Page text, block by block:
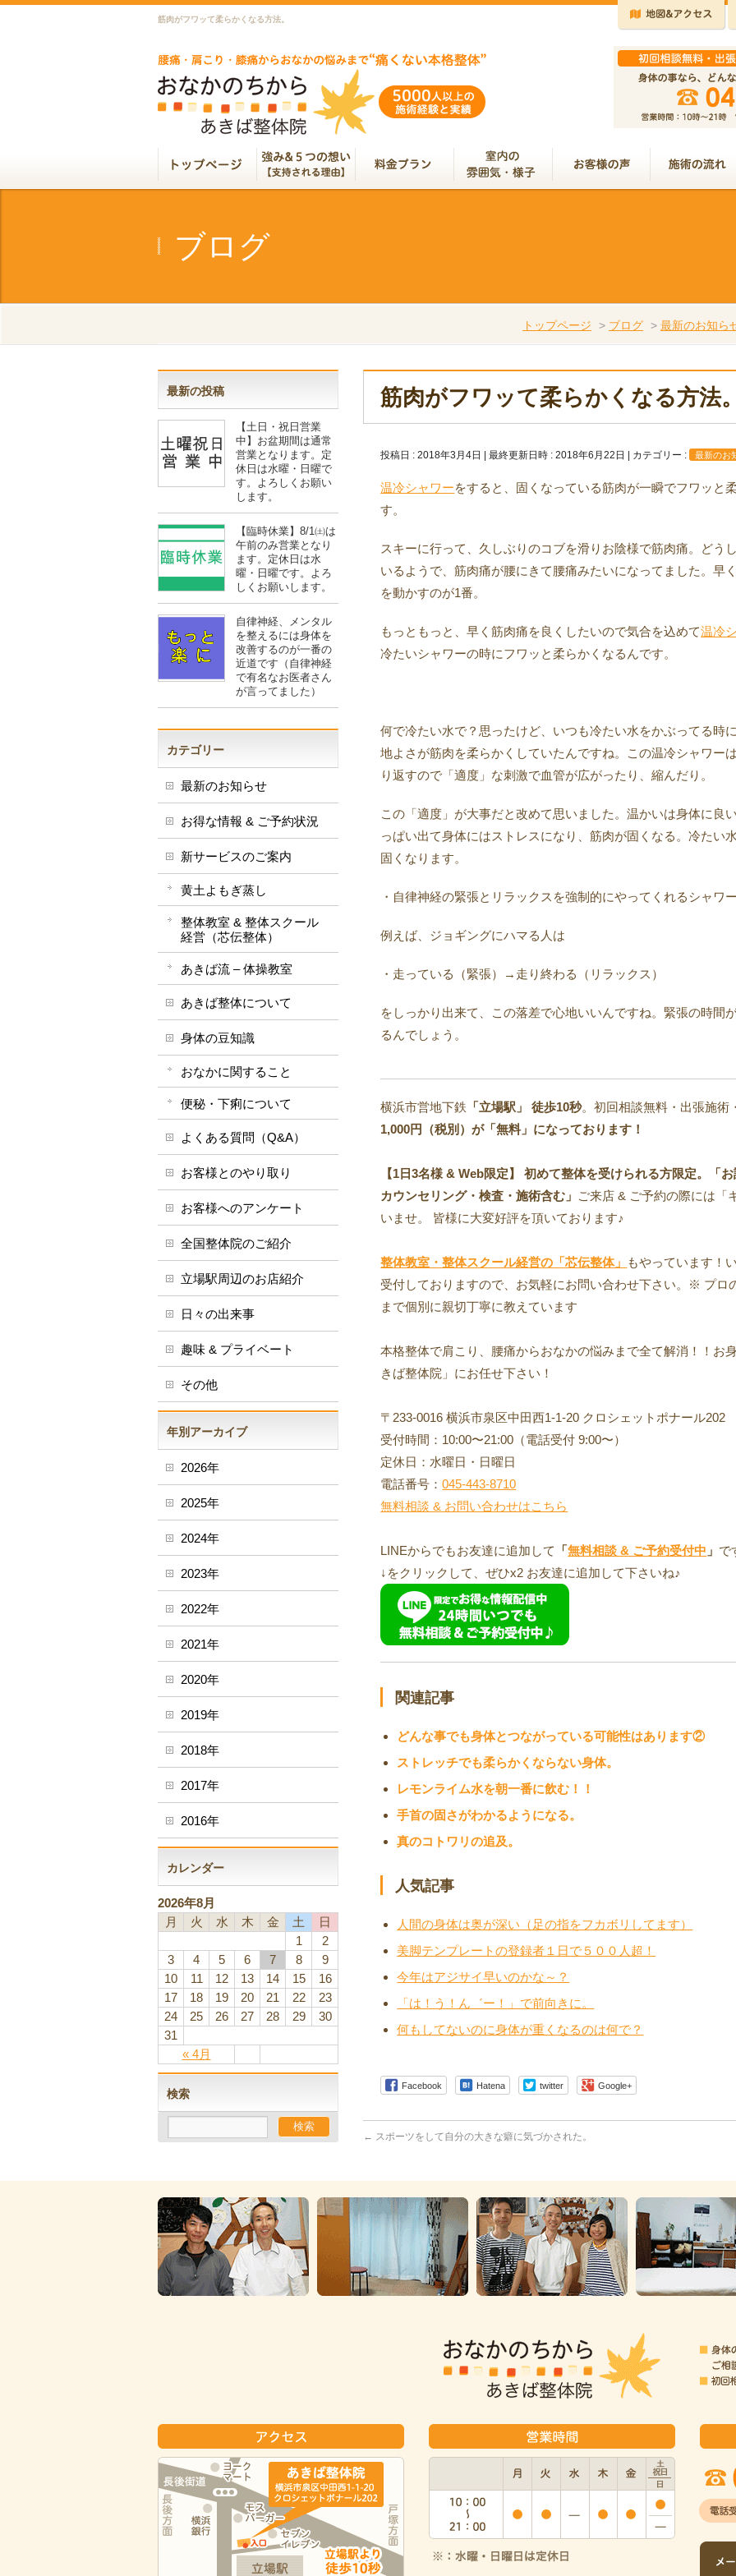
筋肉がフワッて柔らかくなる方法。
ブログ
トップページ > ブログ > 最新のお知ら
筋肉がフワッて柔らかくなる方法
投稿日 : 2018年3月4日 最終更新日時 : 2018年6月22日 カテゴリー : 最新のお
温冷シャワーをすると、固くなっている筋肉が一瞬でフワッと
す。
スキーに行って、久しぶりのコブを滑りお陰様で筋肉痛。どう
いるようで、筋肉痛が腰にきて腰痛みたいになってました。早
を動かすのが1番。
もっともっと、早く筋肉痛を良くしたいので気合を込めて温冷
冷たいシャワーの時にフワッと柔らかくなるんです。
何で冷たい水で？思ったけど、いつも冷たい水をかぶってる時
地よさが筋肉を柔らかくしていたんですね。この温冷シャワー
り返すので「適度」な刺激で血管が広がったり、縮んだり。
この「適度」が大事だと改めて思いました。温かいは身体に良
っぱい出て身体にはストレスになり、筋肉が固くなる。冷たい
固くなります。
・自律神経の緊張とリラックスを強制的にやってくれるシャワ
例えば、ジョギングにハマる人は
・走っている（緊張）→走り終わる（リラックス）
をしっかり出来て、この落差で心地いいんですね。緊張の時間
るんでしょう。
横浜市営地下鉄 「立場駅」 徒歩10秒。初回相談無料・出張施術
1,000円（税別）が「無料」になっております！
【1日3名様 & Web限定】 初めて整体を受けられる方限定。「
カウンセリング・検査・施術含む」 ご来店 & ご予約の際には「
いませ。 皆様に大変好評を頂いております♪
整体教室・整体スクール経営の「芯伝整体」
もやっています！
受付しておりますので、お気軽にお問い合わせ下さい。※ プロ
まで個別に親切丁寧に教えています
本格整体で肩こり、腰痛からおなかの悩みまで全て解消！！お
きば整体院」にお任せ下さい！
〒233-0016 横浜市泉区中田西1-1-20 クロシェットポナール202
受付時間：10:00〜21:00（電話受付 9:00〜）
定休日：水曜日・日曜日
電話番号：045-443-8710
無料相談 & お問い合わせはこちら
LINEからでもお友達に追加して 「無料相談 & ご予約受付中 」 で
↓をクリックして、ぜひx2 お友達に追加して下さいね♪
関連記事
どんな事でも身体とつながっている可能性はあります②
ストレッチでも柔らかくならない身体。
レモンライム水を朝一番に飲む！！
手首の固さがわかるようになる。
真のコトワリの追及。
人気記事
人間の身体は奥が深い（足の指をフカボリしてます）
美脚テンプレートの登録者１日で５００人超！
今年はアジサイ早いのかな～？
「は！う！ん゛ー！」で前向きに。
何もしてないのに身体が重くなるのは何で？
Facebook Hatena twitter Google+
← スポーツをして自分の大きな癖に気づかされた。
最新の投稿
【土日・祝日営業
中】お盆期間は通常
営業となります。定
休日は水曜・日曜で
す。よろしくお願い
します。
【臨時休業】8/1㈯は
午前のみ営業となり
ます。定休日は水
曜・日曜です。よろ
しくお願いします。
自律神経、メンタル
を整えるには身体を
改善するのが一番の
近道です（自律神経
で有名なお医者さん
が言ってました）
カテゴリー
最新のお知らせ
お得な情報 & ご予約状況
新サービスのご案内
黄土よもぎ蒸し
整体教室 & 整体スクール
経営（芯伝整体）
あきば流 – 体操教室
あきば整体について
身体の豆知識
おなかに関すること
便秘・下痢について
よくある質問（Q&A）
お客様とのやり取り
お客様へのアンケート
全国整体院のご紹介
立場駅周辺のお店紹介
日々の出来事
趣味 & プライベート
その他
年別アーカイブ
2026年
2025年
2024年
2023年
2022年
2021年
2020年
2019年
2018年
2017年
2016年
カレンダー
2026年8月
月
火 水 木 金 土 日
« 4月
1
2
3
4 5 6 7 8
9
10
11 12 13 14 15
16
17
18 19 20 21 22
23
24
25 26 27 28 29
30
31
検索